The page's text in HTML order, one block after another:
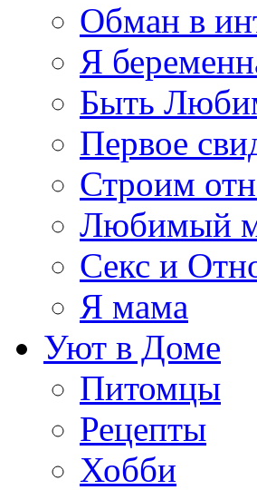
Обман в
Я
Быть
Первое
Строим
Любимый
Секс и
Я мама
Уют в Доме
Питомцы
Рецепты
Хобби